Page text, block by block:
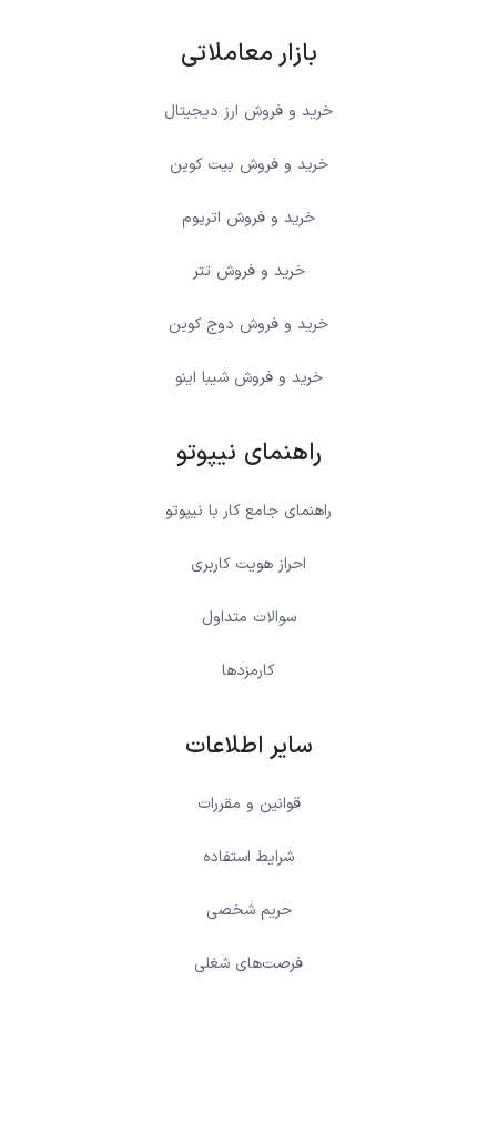
بازار معاملاتی
خرید و فروش ارز دیجیتال
خرید و فروش بیت کوین
خرید و فروش اتریوم
خرید و فروش تتر
خرید و فروش دوج کوین
خرید و فروش شیبا اینو
راهنمای نیپوتو
راهنمای جامع کار با نیپوتو
احراز هویت کاربری
سوالات متداول
کارمزدها
سایر اطلاعات
قوانین و مقررات
شرایط استفاده
حریم شخصی
فرصت‌های شغلی